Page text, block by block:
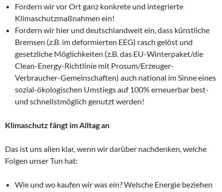
Fordern wir vor Ort ganz konkrete und integrierte
Klimaschutzmaßnahmen ein!
Fordern wir hier und deutschlandweit ein, dass künstliche
Bremsen (z.B. im deformierten EEG) rasch gelöst und
gesetzliche Möglichkeiten (z.B. das EU-Winterpaket/die
Clean-Energy-Richtlinie mit Prosum/Erzeuger-
Verbraucher-Gemeinschaften) auch national im Sinne eines
sozial-ökologischen Umstiegs auf 100% erneuerbar best-
und schnellstmöglich genutzt werden!
Klimaschutz fängt im Alltag an
Das ist uns allen klar, wenn wir darüber nachdenken, welche
Folgen unser Tun hat:
Wie und wo kaufen wir was ein? Welsche Energie beziehen